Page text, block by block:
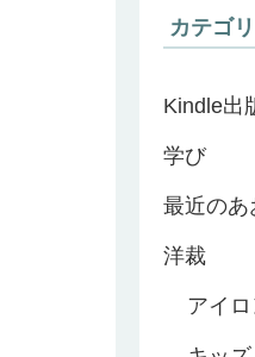
カテゴ
Kindle出
学び
最近のあ
洋裁
アイロ